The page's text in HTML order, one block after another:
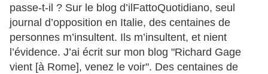
passe-t-il ? Sur le blog d’ilFattoQuotidiano, seul
journal d’opposition en Italie, des centaines de
personnes m’insultent. Ils m’insultent, et nient
l’évidence. J’ai écrit sur mon blog "Richard Gage
vient [à Rome], venez le voir". Des centaines de